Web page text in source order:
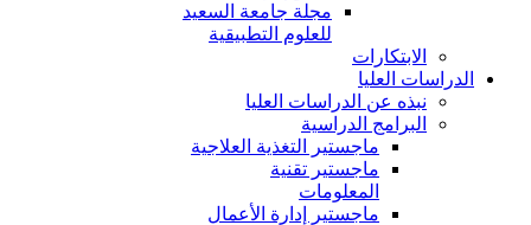
مجلة جامعة السعيد
للعلوم التطبيقية
الابتكارات
الدراسات العليا
نبذه عن الدراسات العليا
البرامج الدراسية
ماجستير التغذية العلاجية
ماجستير تقنية
المعلومات
ماجستير إدارة الأعمال